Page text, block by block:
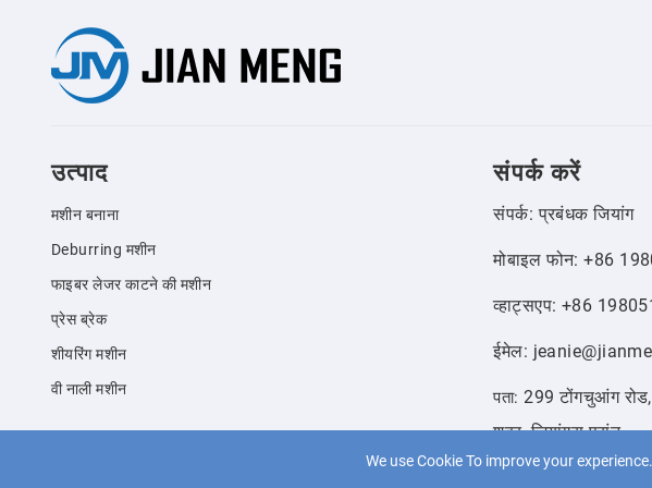
We use Cookie To improve your
उत्पाद
मशीन बनाना
Deburring मशीन
फाइबर लेजर काटने की मशीन
प्रेस ब्रेक
शीयरिंग मशीन
वी नाली मशीन
संपर्क करें
संपर्क: प्रबंधक जियांग
मोबाइल फोन: +86
व्हाट्सएप: +86
ईमेल:
पता:299 टोंगचुआंग रोड,
शहर, जियांगसू प्रांत